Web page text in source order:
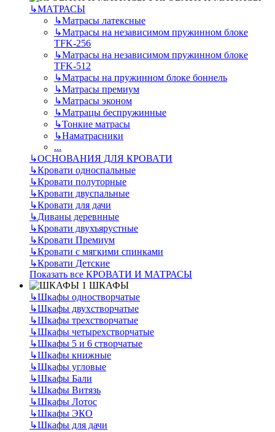
↳МАТРАСЫ
↳Матрасы латексные
↳Матрасы на независимом пружинном блоке
TFK-256
↳Матрасы на независимом пружинном блоке
TFK-512
↳Матрасы на пружинном блоке боннель
↳Матрасы премиум
↳Матрасы эконом
↳Матрацы беспружинные
↳Тонкие матрасы
↳Наматрасники
...
↳ОСНОВАНИЯ ДЛЯ КРОВАТИ
↳Кровати односпальные
↳Кровати полуторные
↳Кровати двуспальные
↳Кровати для дачи
↳Диваны деревнные
↳Кровати двухъярустные
↳Кровати Премиум
↳Кровати с мягкими спинками
↳Кровати Детские
Показать все КРОВАТИ И МАТРАСЫ
ШКАФЫ
↳Шкафы одностворчатые
↳Шкафы двухстворчатые
↳Шкафы трехстворчатые
↳Шкафы четырехстворчатые
↳Шкафы 5 и 6 створчатые
↳Шкафы книжные
↳Шкафы угловые
↳Шкафы Бали
↳Шкафы Витязь
↳Шкафы Лотос
↳Шкафы ЭКО
↳Шкафы для дачи